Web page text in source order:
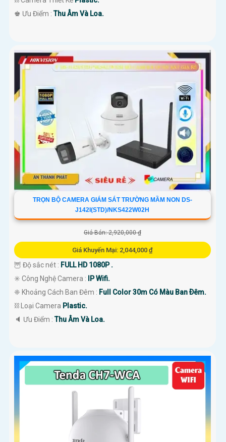
️♚ Ưu Điểm :Thu Âm Và Loa.
TRỌN BỘ CAMERA GIÁM SÁT TRƯỜNG MẦM NON DS-
J142I(STD)/NKS422W02H
Giá Bán: 2,920,000 ₫
Giá Khuyến Mại: 2,044,000 ₫
🦉 Độ sắc nét : FULL HD 1080P .
✳️ Công Nghệ Camera :
IP Wifi.
❈ Khoảng Cách Ban Đêm : Full Color 30m Có Màu Ban Ðêm.
⛓ Loại Camera Plastic.
️🔈 Ưu Điểm :Thu Âm Và Loa.